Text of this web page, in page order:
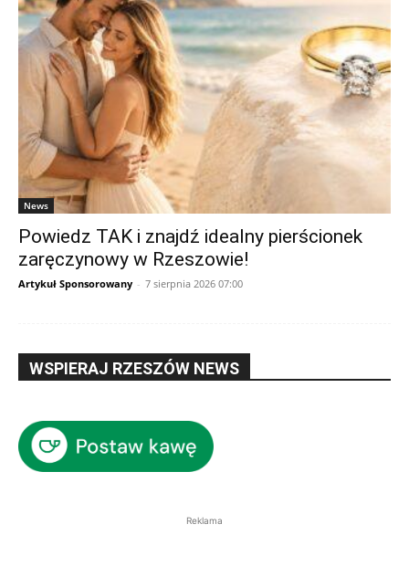
News
Powiedz TAK i znajdź idealny pierścionek
zaręczynowy w Rzeszowie!
Artykuł Sponsorowany - 7 sierpnia 2026 07:00
WSPIERAJ RZESZÓW NEWS
Reklama